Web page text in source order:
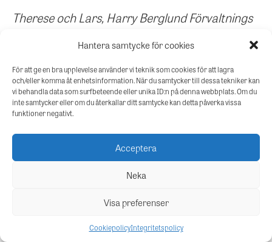
Hantera samtycke för cookies
För att ge en bra upplevelse använder vi teknik som cookies för att lagra
och/eller komma åt enhetsinformation. När du samtycker till dessa tekniker kan
vi behandla data som surfbeteende eller unika ID:n på denna webbplats. Om du
inte samtycker eller om du återkallar ditt samtycke kan detta påverka vissa
funktioner negativt.
Acceptera
Neka
Visa preferenser
CookiepolicyIntegritetspolicy
Therese och Lars, Harry Berglund Förvaltnings
Kontakt gällande Västerås fastigheterna
hänvisas tillresidensiabostad.se
hänvisas till informationsutskick från nya
förvaltaren